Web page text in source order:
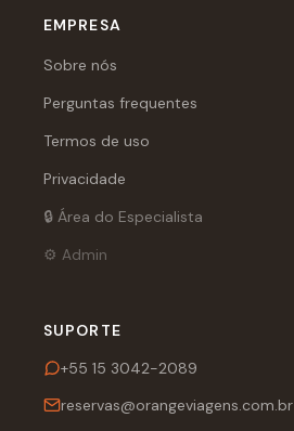
EMPRESA
Sobre nós
Perguntas frequentes
Termos de uso
Privacidade
🔒 Área do Especialista
⚙️ Admin
SUPORTE
+55 15 3042-2089
reservas@orangeviagens.com.br